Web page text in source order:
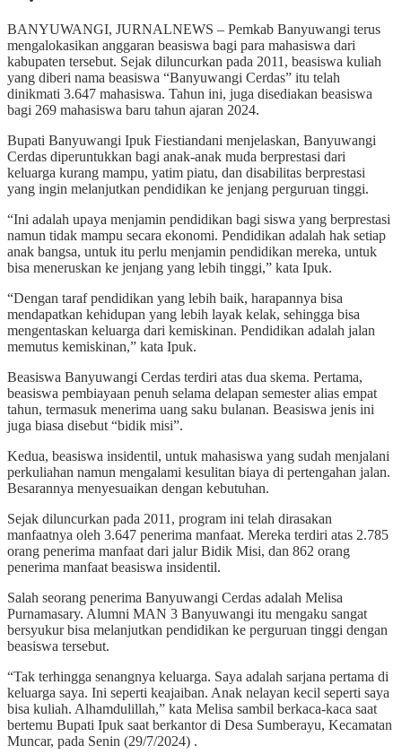
BANYUWANGI, JURNALNEWS – Pemkab Banyuwangi terus
mengalokasikan anggaran beasiswa bagi para mahasiswa dari
kabupaten tersebut. Sejak diluncurkan pada 2011, beasiswa kuliah
yang diberi nama beasiswa “Banyuwangi Cerdas” itu telah
dinikmati 3.647 mahasiswa. Tahun ini, juga disediakan beasiswa
bagi 269 mahasiswa baru tahun ajaran 2024.
Bupati Banyuwangi Ipuk Fiestiandani menjelaskan, Banyuwangi
Cerdas diperuntukkan bagi anak-anak muda berprestasi dari
keluarga kurang mampu, yatim piatu, dan disabilitas berprestasi
yang ingin melanjutkan pendidikan ke jenjang perguruan tinggi.
“Ini adalah upaya menjamin pendidikan bagi siswa yang berprestasi
namun tidak mampu secara ekonomi. Pendidikan adalah hak setiap
anak bangsa, untuk itu perlu menjamin pendidikan mereka, untuk
bisa meneruskan ke jenjang yang lebih tinggi,” kata Ipuk.
“Dengan taraf pendidikan yang lebih baik, harapannya bisa
mendapatkan kehidupan yang lebih layak kelak, sehingga bisa
mengentaskan keluarga dari kemiskinan. Pendidikan adalah jalan
memutus kemiskinan,” kata Ipuk.
Beasiswa Banyuwangi Cerdas terdiri atas dua skema. Pertama,
beasiswa pembiayaan penuh selama delapan semester alias empat
tahun, termasuk menerima uang saku bulanan. Beasiswa jenis ini
juga biasa disebut “bidik misi”.
Kedua, beasiswa insidentil, untuk mahasiswa yang sudah menjalani
perkuliahan namun mengalami kesulitan biaya di pertengahan jalan.
Besarannya menyesuaikan dengan kebutuhan.
Sejak diluncurkan pada 2011, program ini telah dirasakan
manfaatnya oleh 3.647 penerima manfaat. Mereka terdiri atas 2.785
orang penerima manfaat dari jalur Bidik Misi, dan 862 orang
penerima manfaat beasiswa insidentil.
Salah seorang penerima Banyuwangi Cerdas adalah Melisa
Purnamasary. Alumni MAN 3 Banyuwangi itu mengaku sangat
bersyukur bisa melanjutkan pendidikan ke perguruan tinggi dengan
beasiswa tersebut.
“Tak terhingga senangnya keluarga. Saya adalah sarjana pertama di
keluarga saya. Ini seperti keajaiban. Anak nelayan kecil seperti saya
bisa kuliah. Alhamdulillah,” kata Melisa sambil berkaca-kaca saat
bertemu Bupati Ipuk saat berkantor di Desa Sumberayu, Kecamatan
Muncar, pada Senin (29/7/2024) .